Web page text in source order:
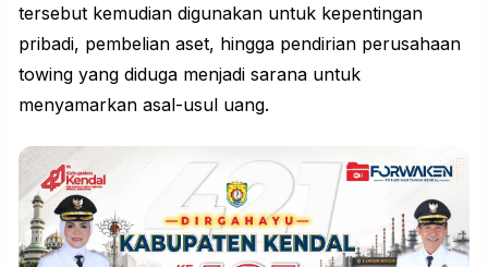
tersebut kemudian digunakan untuk kepentingan
pribadi, pembelian aset, hingga pendirian perusahaan
towing yang diduga menjadi sarana untuk
menyamarkan asal-usul uang.